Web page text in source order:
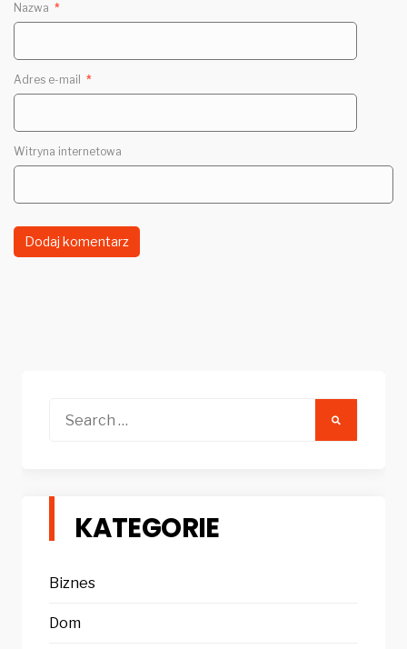
Nazwa *
Adres e-mail *
Witryna internetowa
KATEGORIE
Biznes
Dom